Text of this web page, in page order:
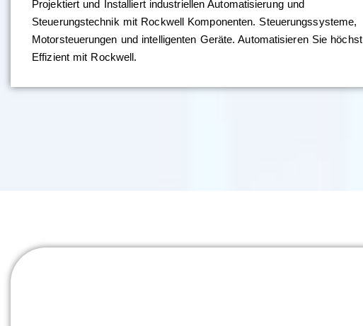
Projektiert und Installiert industriellen Automatisierung und
Steuerungstechnik mit Rockwell Komponenten. Steuerungssysteme,
Motorsteuerungen und intelligenten Geräte. Automatisieren Sie höchst
Effizient mit Rockwell.